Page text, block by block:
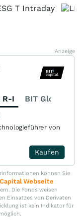
Anzeige
R-I BIT Global
von
Kaufen
können Sie
Webseite
Die Fonds weisen
Einsatzes von Derivaten
ist kein Indikator für